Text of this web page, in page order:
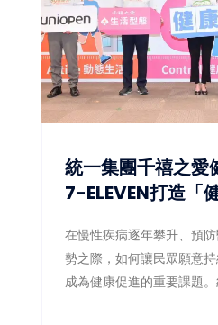
統一集團千禧之愛
7-ELEVEN打造「
在慢性疾病逐年攀升、預
勢之際，如何讓民眾願意
成為健康促進的重要課題